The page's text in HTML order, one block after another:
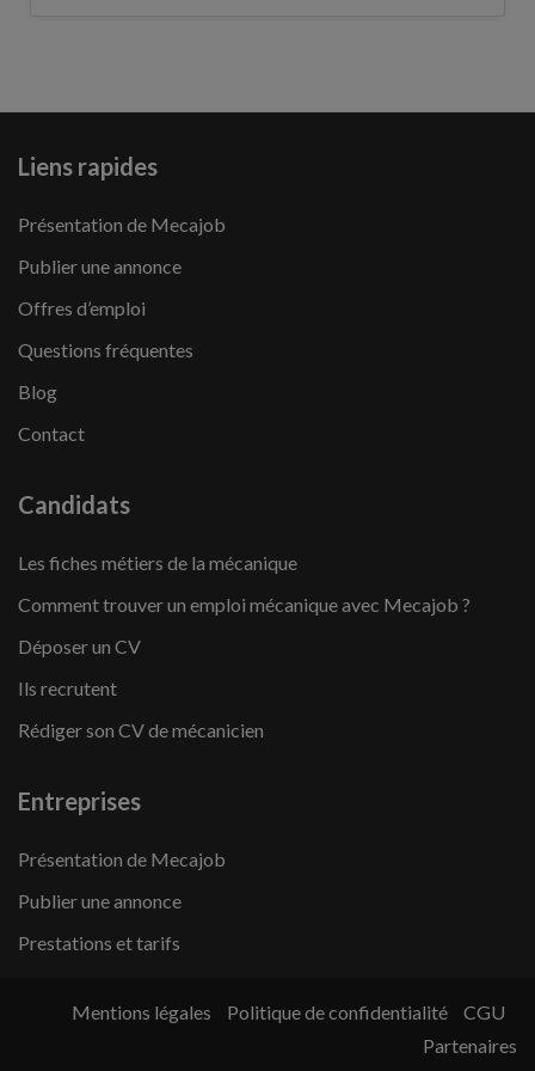
Liens rapides
Présentation de Mecajob
Publier une annonce
Offres d’emploi
Questions fréquentes
Blog
Contact
Candidats
Les fiches métiers de la mécanique
Comment trouver un emploi mécanique avec Mecajob ?
Déposer un CV
Ils recrutent
Rédiger son CV de mécanicien
Entreprises
Présentation de Mecajob
Publier une annonce
Prestations et tarifs
Mentions légales Politique de confidentialité
CGU
Partenaires